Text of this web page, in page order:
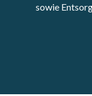
sowie